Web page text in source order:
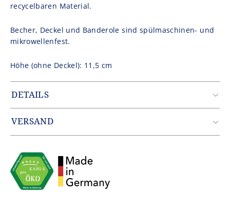
recycelbaren Material.
Becher, Deckel und Banderole sind spülmaschinen- und
mikrowellenfest.
Höhe (ohne Deckel): 11,5 cm
DETAILS
Artikelnummer: CUP1535SL2757A1
Gewicht: 0.379 kg
VERSAND
Zustellung erfolgt durch unseren Partner DHL.
einem Warenwert von 49,90€.